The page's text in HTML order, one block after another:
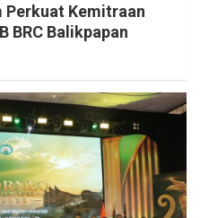
Perkuat Kemitraan
BRC Balikpapan